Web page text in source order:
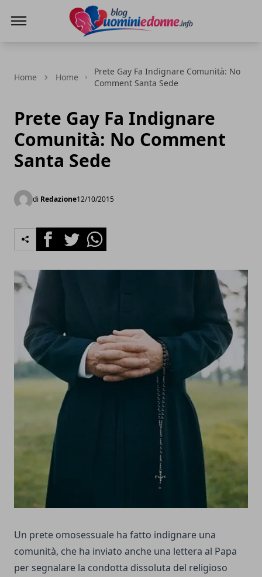
Home Home
Prete Gay Fa Indignare Comunità: No
Comment Santa Sede
Prete Gay Fa Indignare
Comunità: No Comment
Santa Sede
di Redazione12/10/2015
FacebookTwitterWhatsapp
Un prete omosessuale ha fatto indignare una
comunità, che ha inviato anche una lettera al Papa
per segnalare la condotta dissoluta del religioso